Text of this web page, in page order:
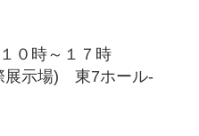
０時～１７時
展示場) 東7ホール-